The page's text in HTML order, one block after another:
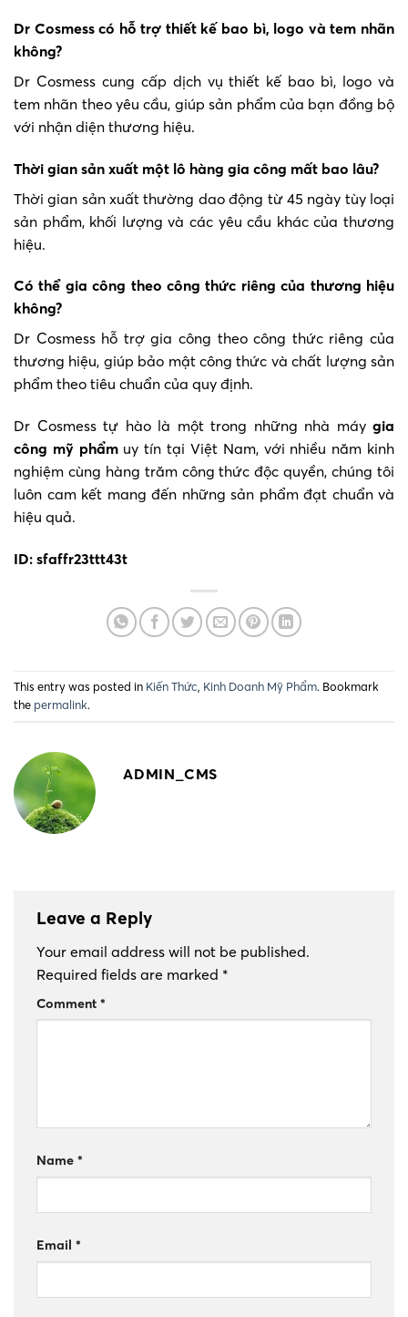
Dr Cosmess có hỗ trợ thiết kế bao bì, logo và tem nhãn
không?
Dr Cosmess cung cấp dịch vụ thiết kế bao bì, logo và
tem nhãn theo yêu cầu, giúp sản phẩm của bạn đồng bộ
với nhận diện thương hiệu.
Thời gian sản xuất một lô hàng gia công mất bao lâu?
Thời gian sản xuất thường dao động từ 45 ngày tùy loại
sản phẩm, khối lượng và các yêu cầu khác của thương
hiệu.
Có thể gia công theo công thức riêng của thương hiệu
không?
Dr Cosmess hỗ trợ gia công theo công thức riêng của
thương hiệu, giúp bảo mật công thức và chất lượng sản
phẩm theo tiêu chuẩn của quy định.
Dr Cosmess tự hào là một trong những nhà máygia
công mỹ phẩmuy tín tại Việt Nam, với nhiều năm kinh
nghiệm cùng hàng trăm công thức độc quyền, chúng tôi
luôn cam kết mang đến những sản phẩm đạt chuẩn và
hiệu quả.
ID: sfaffr23ttt43t
This entry was posted in Kiến Thức, Kinh Doanh Mỹ Phẩm. Bookmark
the permalink.
ADMIN_CMS
Leave a Reply
Your email address will not be published.
Required fields are marked *
Comment *
Name *
Email *